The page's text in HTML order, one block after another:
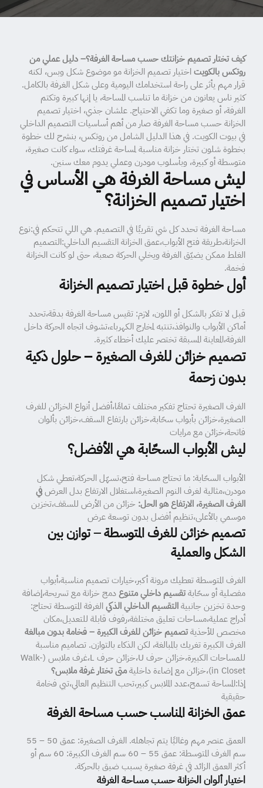
كيف تختار تصميم خزانتك حسب مساحة الغرفة؟– دليل عملي من
روتكس بالكويتاختيار تصميم الخزانة مو موضوع شكل وبس، لكنه
قرار مهم يأثر على راحة استخدامك اليومية وعلى شكل الغرفة بالكامل.
كثير ناس يعانون من خزانة ما تناسب المساحة، يا إنها كبيرة وتكتم
الغرفة، أو صغيرة وما تكفي الاحتياج. علشان جذي، اختيار تصميم
الخزانة حسب مساحة الغرفة صار من أهم أساسيات التصميم الداخلي
في بيوت الكويت. في هذا الدليل الشامل من روتكس، بنشرح لك خطوة
بخطوة شلون تختار خزانة مناسبة لمساحة غرفتك، سواء كانت صغيرة،
متوسطة أو كبيرة، وبأسلوب مودرن وعملي يدوم معك سنين.
ليش مساحة الغرفة هي الأساس في
اختيار تصميم الخزانة؟
مساحة الغرفة تحدد كل شي تقريبًا في التصميم. هي اللي تتحكم في:نوع
الخزانة،طريقة فتح الأبواب،عمق الخزانة التقسيم الداخلي:التصميم
الغلط ممكن يضيّق الغرفة ويخلي الحركة صعبة، حتى لو كانت الخزانة
فخمة.
أول خطوة قبل اختيار تصميم الخزانة
قبل لا تفكر بالشكل أو اللون، لازم: تقيس مساحة الغرفة بدقة،تحدد
أماكن الأبواب والنوافذ،تنتبه لمخارج الكهرباء،تشوف اتجاه الحركة داخل
الغرفة،المعاينة المسبقة تختصر عليك أخطاء كثيرة.
تصميم خزائن للغرف الصغيرة – حلول ذكية
بدون زحمة
الغرف الصغيرة تحتاج تفكير مختلف تمامًا،أفضل أنواع الخزائن للغرف
الصغيرة،خزائن بأبواب سحّابة،خزائن بارتفاع السقف،خزائن بألوان
فاتحة،خزائن مع مرايات
ليش الأبواب السحّابة هي الأفضل؟
الأبواب السحّابة: ما تحتاج مساحة فتح،تسهّل الحركة،تعطي شكل
مودرن،مثالية لغرف النوم الصغيرة،استغلال الارتفاع بدل العرضفي
الغرف الصغيرة، الارتفاع هو الحل: خزائن من الأرض للسقف،تخزين
موسمي بالأعلى،تنظيم أفضل بدون توسعة عرض
تصميم خزائن للغرف المتوسطة – توازن بين
الشكل والعملية
الغرف المتوسطة تعطيك مرونة أكبر،خيارات تصميم مناسبة،أبواب
مفصلية أو سحّابةتقسيم داخلي متنوعدمج خزانة مع تسريحة،إضافة
وحدة تخزين جانبيةالتقسيم الداخلي الذكيالغرفة المتوسطة تحتاج:
أدراج عملية،مساحات تعليق مختلفة،رفوف قابلة للتعديل،مكان
مخصص للأحذيةتصميم خزائن للغرف الكبيرة – فخامة بدون مبالغة
الغرف الكبيرة تغريك بالمبالغة، لكن الذكاء بالتوازن. تصاميم مناسبة
للمساحات الكبيرة،خزائن حرف U،خزائن حرف L،غرف ملابس (Walk-
in Closet)،خزائن مع إضاءة داخلية
متى تختار غرفة ملابس؟
إذا:المساحة تسمح،عدد الملابس كبير،تحب التنظيم العالي،تبي فخامة
حقيقية
عمق الخزانة المناسب حسب مساحة الغرفة
العمق عنصر مهم وغالبًا يتم تجاهله. الغرف الصغيرة: عمق 50 – 55
سم الغرف المتوسطة: عمق 55 – 60 سم الغرف الكبيرة: 60 سم أو
أكثر العمق الزائد في غرفة صغيرة يسبب ضيق بالحركة.
اختيار ألوان الخزانة حسب مساحة الغرفة